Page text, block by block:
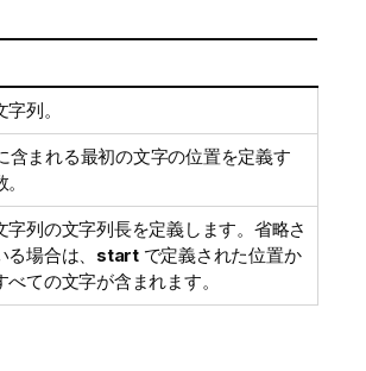
列。
含まれる最初の文字の位置を定義す
字列の文字列長を定義します。省略さ
場合は、 startで定義された位置か
べての文字が含まれます。